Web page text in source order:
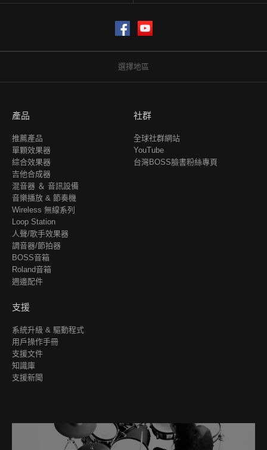
Facebook
選擇地區
產品
推薦產品
單顆效果器
綜合效果器
吉他合成器
混音器 ＆ 音訊設備
音樂播放 & 節奏機
Wireless 無線系列
Loop Station
人聲/歌手效果器
調音器/節拍器
BOSS音箱
Roland音箱
週邊配件
社群
全球社群網站
YouTube
台灣BOSS臉書粉絲專頁
支援
系統升級 & 驅動程式
用戶操作手冊
支援文件
知識庫
支援新聞